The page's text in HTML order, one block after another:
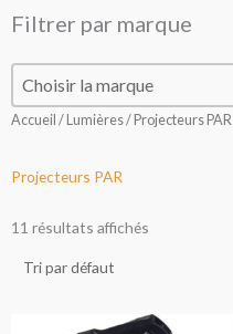
Filtrer par marque
Filtrer par marque
Filtrer par marque
Accueil / Lumières/ Projecteurs PAR
Projecteurs PAR
11 résultats affichés